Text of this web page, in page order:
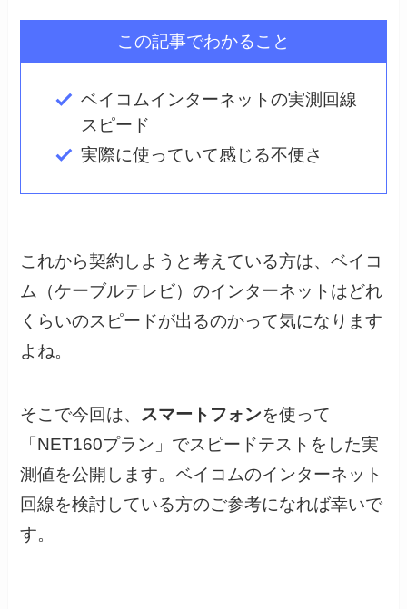
この記事でわかること
ベイコムインターネットの実測回線
スピード
実際に使っていて感じる不便さ
これから契約しようと考えている方は、ベイコ
ム（ケーブルテレビ）のインターネットはどれ
くらいのスピードが出るのかって気になります
よね。
そこで今回は、 スマートフォンを使って
「NET160プラン」でスピードテストをした実
測値を公開します。ベイコムのインターネット
回線を検討している方のご参考になれば幸いで
す。